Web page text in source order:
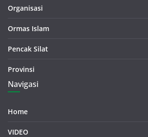
Organisasi
Ormas Islam
Pencak Silat
Provinsi
Navigasi
Home
VIDEO